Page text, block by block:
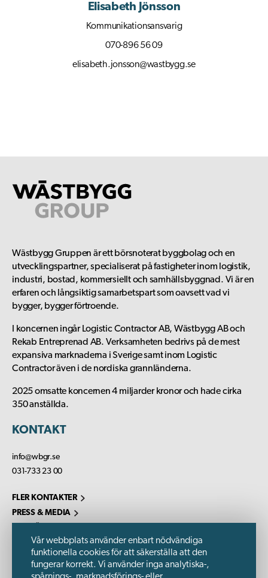
Elisabeth Jönsson
Kommunikationsansvarig
070-896 56 09
elisabeth.jonsson@wastbygg.se
Wästbygg Gruppen är ett börsnoterat byggbolag och en
utvecklingspartner, specialiserat på fastigheter inom logistik,
industri, bostad, kommersiellt och samhällsbyggnad. Vi är en
erfaren och långsiktig samarbetspart som oavsett vad vi
bygger, bygger förtroende.
I koncernen ingår Logistic Contractor AB, Wästbygg AB och
Rekab Entreprenad AB. Verksamheten bedrivs på de mest
expansiva marknaderna i Sverige samt inom Logistic
Contractor även i de nordiska grannländerna.
2025 omsatte koncernen 4 miljarder kronor och hade cirka
350 anställda.
KONTAKT
info@wbgr.se
031-733 23 00
FLER KONTAKTER
PRESS & MEDIA
FÖLJ OSS PÅ
Vår webbplats använder enbart nödvändiga
funktionella cookies för att säkerställa att den
fungerar korrekt. Vi använder inga analytiska-,